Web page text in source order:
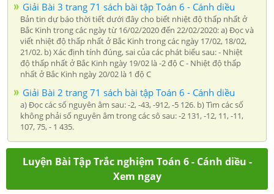
Giải Bài 3 trang 71 sách bài tập Toán 6 - Cánh diều
Bản tin dự báo thời tiết dưới đây cho biết nhiệt độ thấp nhất ở
Bắc Kinh trong các ngày từ 16/02/2020 đến 22/02/2020: a) Đọc và
viết nhiệt độ thấp nhất ở Bắc Kinh trong các ngày 17/02, 18/02,
21/02. b) Xác định tính đúng, sai của các phát biểu sau: - Nhiệt
độ thấp nhất ở Bắc Kinh ngày 19/02 là -2 độ C - Nhiệt độ thấp
nhất ở Bắc Kinh ngày 20/02 là 1 độ C
Giải Bài 2 trang 71 sách bài tập Toán 6 - Cánh diều
a) Đọc các số nguyên âm sau: -2, -43, -912, -5 126. b) Tìm các số
không phải số nguyên âm trong các sô sau: -2 131, -12, 11, -11,
107, 75, - 1 435.
Luyện Bài Tập Trắc nghiệm Toán 6 - Cánh diều -
Xem ngay